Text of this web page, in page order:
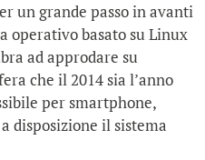
un grande passo in avanti
operativo basato su Linux
ad approdare su
che il 2014 sia l’anno
per smartphone,
disposizione il sistema